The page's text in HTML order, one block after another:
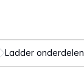
Ladder onderdelen